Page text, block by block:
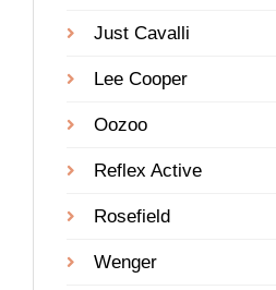
Just Cavalli
Lee Cooper
Oozoo
Reflex Active
Rosefield
Wenger